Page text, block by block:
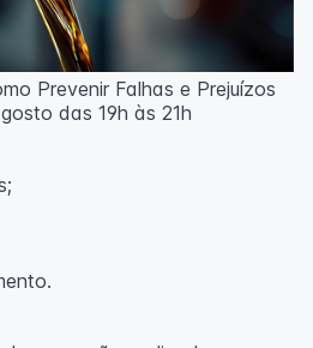
Prevenir Falhas e Prejuízos
das 19h às 21h